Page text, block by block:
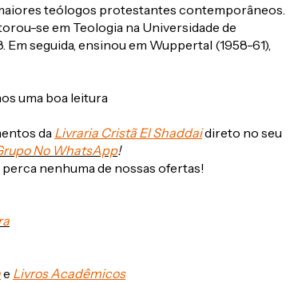
teólogos protestantes contemporâneos.
se em Teologia na Universidade de
seguida, ensinou em Wuppertal (1958-61),
uma boa leitura
da Livraria Cristã El Shaddaidireto no seu
No WhatsApp!
nenhuma de nossas ofertas!
e Livros Acadêmicos